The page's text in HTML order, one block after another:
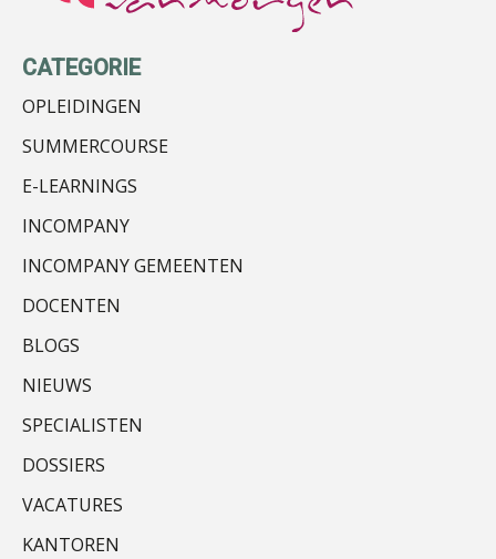
Marja van den Oetelaar
CATEGORIE
OPLEIDINGEN
SUMMERCOURSE
E-LEARNINGS
INCOMPANY
INCOMPANY GEMEENTEN
DOCENTEN
BLOGS
NIEUWS
SPECIALISTEN
DOSSIERS
VACATURES
KANTOREN